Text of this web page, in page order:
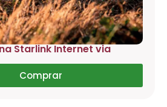
Starlink Internet via
Comprar